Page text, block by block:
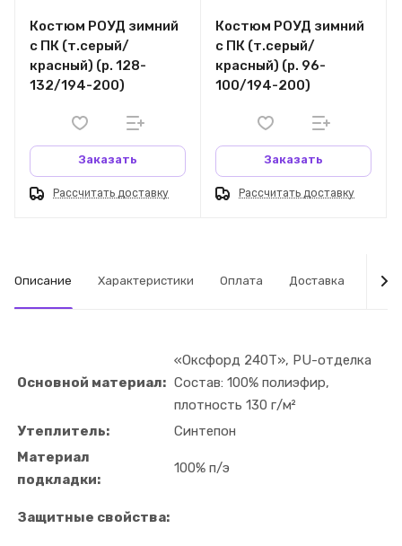
Костюм РОУД зимний
с ПК (т.серый/
красный) (р. 128-
132/194-200)
Заказать
Рассчитать доставку
Костюм РОУД зимний
с ПК (т.серый/
красный) (р. 96-
100/194-200)
Заказать
Рассчитать доставку
Описание Характеристики Оплата Доставка
Основной материал:
«Оксфорд 240Т», PU-отделка
Состав: 100% полиэфир,
плотность 130 г/м²
Утеплитель:
Синтепон
Материал
подкладки:
100% п/э
Защитные свойства: